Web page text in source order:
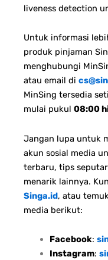
liveness detection
Untuk informasi
produk pinjaman
menghubungi
atau email di
MinSing tersedia
mulai pukul 08:00
Jangan lupa untuk
akun sosial media
terbaru, tips
menarik lainnya.
Singa.id, atau
media berikut:
Facebook:
Instagram: